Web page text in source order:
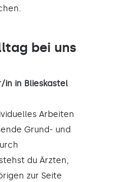
bei uns
in in Blieskastel
Arbeiten
Grund- und
du Ärzten,
zur Seite